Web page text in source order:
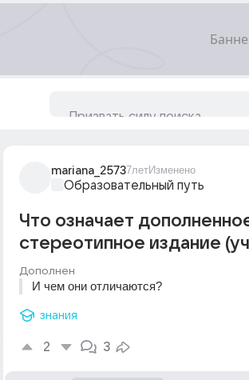
mariana_25737летИзменено
Образовательный путь
Что означает
стереотипное издание
Дополнен
И чем они отличаются?
знания
2 3